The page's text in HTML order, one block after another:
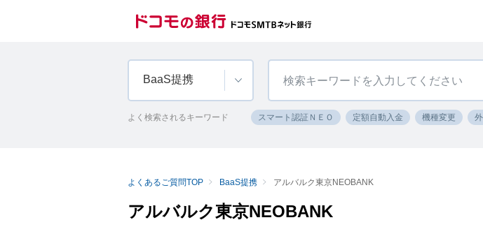
BaaS提携
よく検索されるキーワード スマート認証ＮＥＯ 定額自動入金 機種変更
よくあるご質問TOP BaaS提携 アルバルク東京NEOBANK
アルバルク東京NEOBANK